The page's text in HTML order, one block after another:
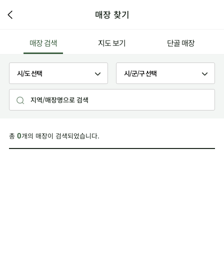
매장 찾기
매장 검색 지도 보기 단골 매장
총 0개의 매장이 검색되었습니다.